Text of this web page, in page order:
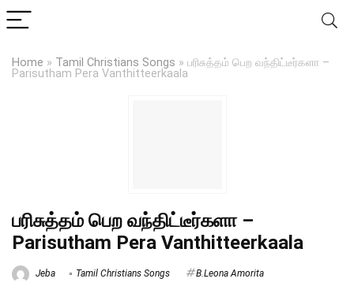
Home » Tamil Christians Songs » பரிசுத்தம் பெற வந்திட்டீர்களா –
Parisutham Pera Vanthitteerkaala
பரிசுத்தம் பெற வந்திட்டீர்களா –
Parisutham Pera Vanthitteerkaala
Jeba Tamil Christians Songs B.Leona Amorita